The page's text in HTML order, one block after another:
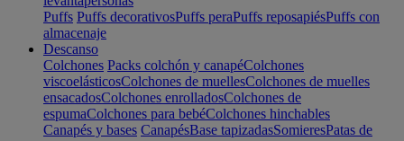
Puffs Puffs decorativosPuffs peraPuffs reposapiésPuffs con
almacenaje
Descanso
Colchones Packs colchón y canapéColchones
viscoelásticosColchones de muellesColchones de muelles
ensacadosColchones enrolladosColchones de
espumaColchones para bebéColchones hinchables
Canapés y bases CanapésBase tapizadasSomieresPatas de